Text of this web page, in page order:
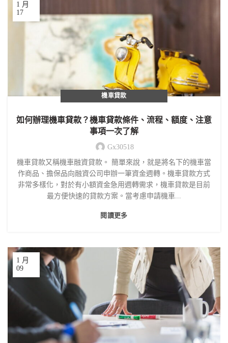
17
1 月
機車貸款
如何辦理機車貸款？機車貸款條件、流程、額度、注意
事項一次了解
Gx30518
機車貸款又稱機車融資貸款。 簡單來說，就是將名下的機車當
作商品、擔保品向融資公司申辦一筆資金週轉。機車貸款方式
非常多樣化，對於有小額資金急用週轉需求，機車貸款是目前
最方便快速的貸款方案。當考慮申請機車...
閱讀更多
09
1 月